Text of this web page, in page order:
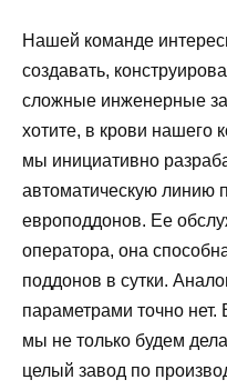
Нашей команде
создавать,
сложные инженерные
хотите, в крови нашего
мы инициативно
автоматическую линию
европоддонов. Ее
оператора, она
поддонов в сутки.
параметрами точно
мы не только будем
целый завод по